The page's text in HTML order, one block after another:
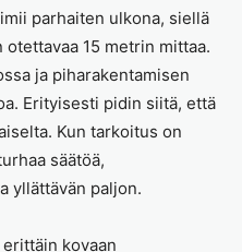
parhaiten ulkona, siellä
15 metrin mittaa.
ja piharakentamisen
Erityisesti pidin siitä, että
Kun tarkoitus on
säätöä,
yllättävän paljon.
kovaan